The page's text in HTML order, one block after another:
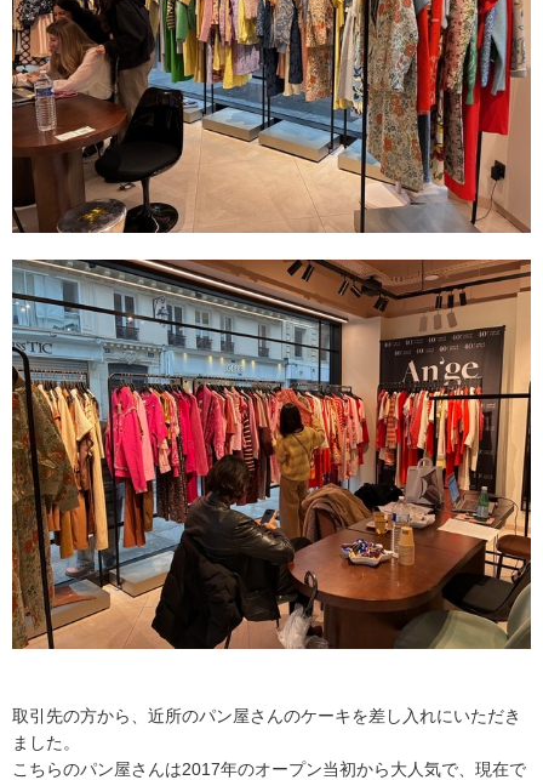
取引先の方から、近所のパン屋さんのケーキを差し入れにいただき
ました。
こちらのパン屋さんは2017年のオープン当初から大人気で、現在で